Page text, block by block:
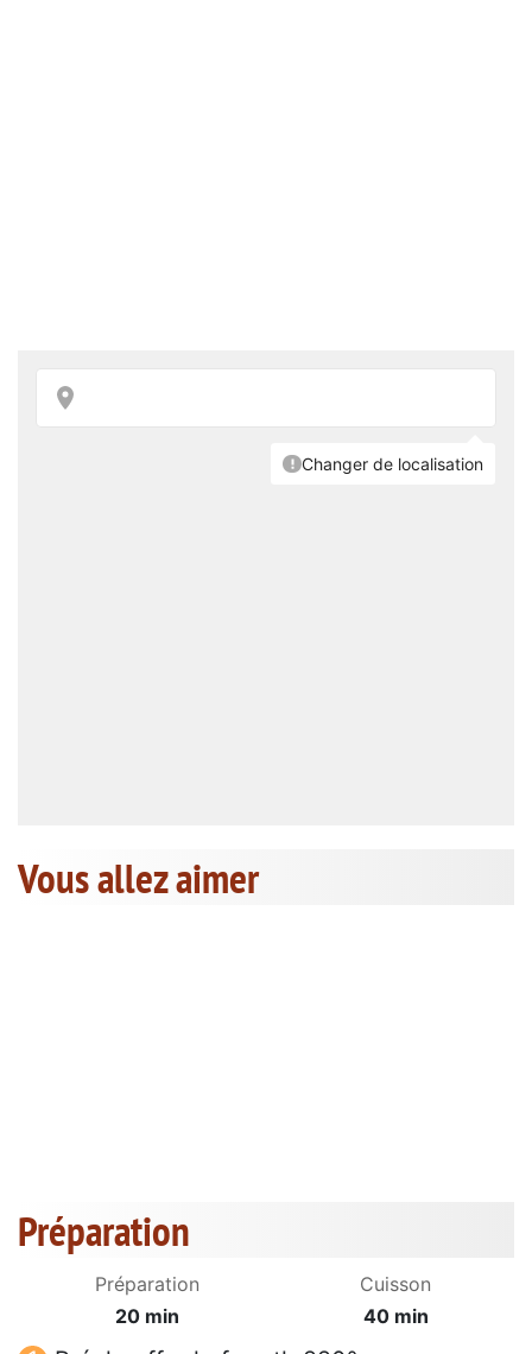
Vous allez aimer
Préparation
Préparation
20 min
Cuisson
40 min